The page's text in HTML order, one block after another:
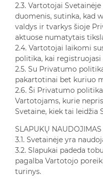
2.3. Vartotojai
duomenis, sutinka, kad
valdys ir tvarkys šioje
aktuose numatytais
2.4. Vartotojai laikomi
politika, kai registruojasi
2.5. Su Privatumo
pakartotinai bet kuriuo
2.6. Ši Privatumo
Vartotojams, kurie
Svetaine, kiek tai leidžia
SLAPUKŲ NAUDOJIMAS
3.1. Svetainėje yra
3.2. Slapukai padeda
pagalba Vartotojo
turinys.